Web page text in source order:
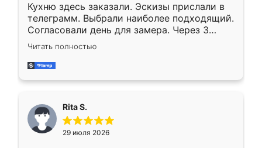
Кухню здесь заказали. Эскизы прислали в
телеграмм. Выбрали наиболее подходящий.
Согласовали день для замера. Через 3
недели кухня была уже готова. Остались
довольны работой. Спасибо Ренессанс
мебель за качественную работу!
Читать полностью
Rita S.
29 июля 2026